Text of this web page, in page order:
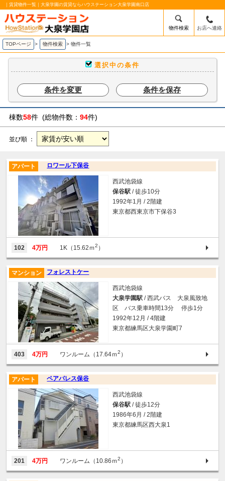
｜賃貸物件一覧｜大泉学園の賃貸ならハウステーション大泉学園南口店
物件検索 お店へ連絡
TOPページ > 物件検索 > 物件一覧
選択中の条件
条件を変更 条件を保存
棟数58件 (総物件数： 94件)
並び順 ：
ロワール下保谷
アパート
西武池袋線
保谷駅 / 徒歩10分
1992年1月 / 2階建
東京都西東京市下保谷3
102 4万円 1K（15.62ｍ2 ）
フォレストケー
マンション
西武池袋線
大泉学園駅 / 西武バス 大泉風致地
区 バス乗車時間13分 停歩1分
1992年12月 / 4階建
東京都練馬区大泉学園町7
403 4万円 ワンルーム（17.64ｍ2 ）
ペアパレス保谷
アパート
西武池袋線
保谷駅 / 徒歩12分
1986年6月 / 2階建
東京都練馬区西大泉1
201 4万円 ワンルーム（10.86ｍ2 ）